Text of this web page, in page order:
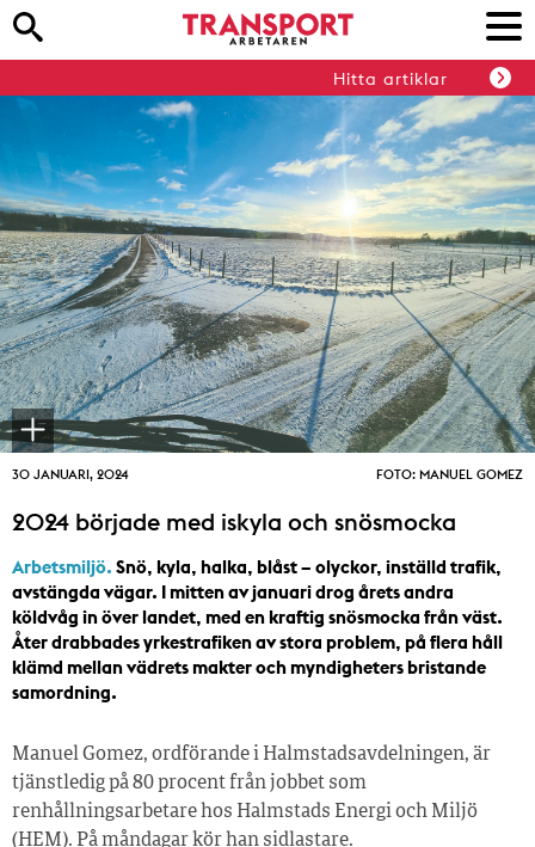
Hitta artiklar
30 JANUARI, 2024 FOTO: MANUEL GOMEZ
2024 började med iskyla och snösmocka
Arbetsmiljö. Snö, kyla, halka, blåst – olyckor, inställd trafik,
avstängda vägar. I mitten av januari drog årets andra
köldvåg in över landet, med en kraftig snösmocka från väst.
Åter drabbades yrkestrafiken av stora problem, på flera håll
klämd mellan vädrets makter och myndigheters bristande
samordning.
Manuel Gomez, ordförande i Halmstadsavdelningen, är
tjänstledig på 80 procent från jobbet som
renhållningsarbetare hos Halmstads Energi och Miljö
(HEM). På måndagar kör han sidlastare.